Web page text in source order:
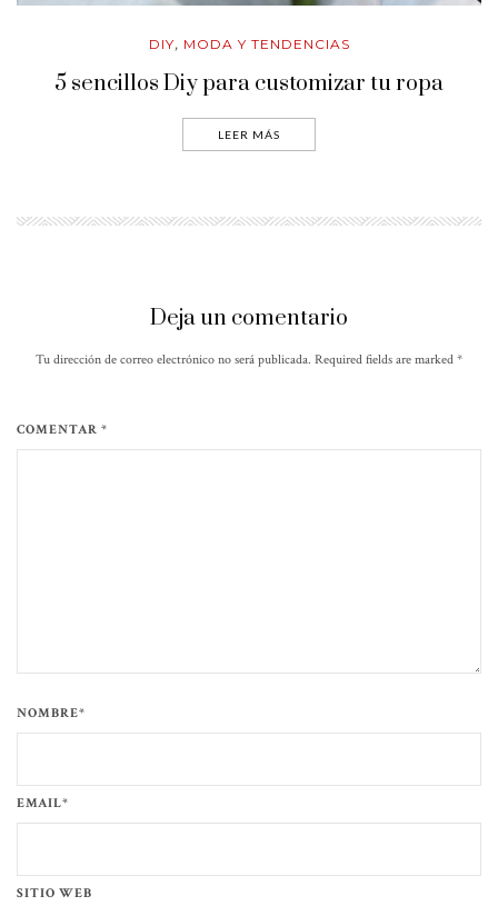
DIY, MODA Y TENDENCIAS
5 sencillos Diy para customizar tu ropa
LEER MÁS
Deja un comentario
Tu dirección de correo electrónico no será publicada. Required fields are marked *
COMENTAR *
NOMBRE*
EMAIL*
SITIO WEB